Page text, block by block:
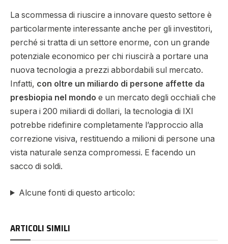
La scommessa di riuscire a innovare questo settore è
particolarmente interessante anche per gli investitori,
perché si tratta di un settore enorme, con un grande
potenziale economico per chi riuscirà a portare una
nuova tecnologia a prezzi abbordabili sul mercato.
Infatti, con oltre un miliardo di persone affette da
presbiopia nel mondo e un mercato degli occhiali che
supera i 200 miliardi di dollari, la tecnologia di IXI
potrebbe ridefinire completamente l’approccio alla
correzione visiva, restituendo a milioni di persone una
vista naturale senza compromessi. E facendo un
sacco di soldi.
Alcune fonti di questo articolo:
ARTICOLI SIMILI